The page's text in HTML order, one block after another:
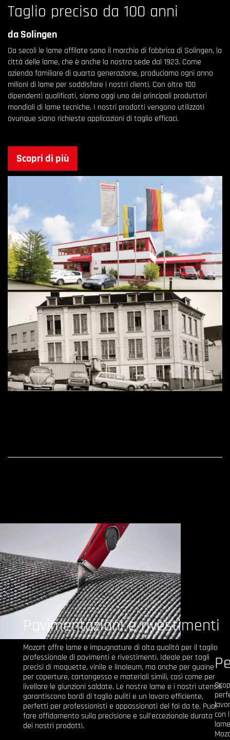
Taglio preciso da 100 anni
da Solingen
Da secoli le lame affilate sono il marchio di fabbrica di Solingen, la
città delle lame, che è anche la nostra sede dal 1923. Come
azienda familiare di quarta generazione, produciamo ogni anno
milioni di lame per soddisfare i nostri clienti. Con oltre 100
dipendenti qualificati, siamo oggi uno dei principali produttori
mondiali di lame tecniche. I nostri prodotti vengono utilizzati
ovunque siano richieste applicazioni di taglio efficaci.
Scopri di più
Pavimentazioni e rivestimenti
Mozart offre lame e impugnature di alta qualità per il taglio
professionale di pavimenti e rivestimenti. Ideale per tagli
precisi di moquette, vinile e linoleum, ma anche per guaine
per coperture, cartongesso e materiali simili, così come per
livellare le giunzioni saldate. Le nostre lame e i nostri utensili
garantiscono bordi di taglio puliti e un lavoro efficiente,
perfetti per professionisti e appassionati del fai da te. Puoi
fare affidamento sulla precisione e sull'eccezionale durata
dei nostri prodotti.
con